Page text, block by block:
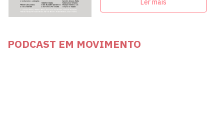
Ler mais
PODCAST EM MOVIMENTO